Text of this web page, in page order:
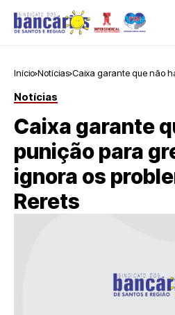
Início Notícias Caixa garante que não
Notícias
Caixa garante
punição para
ignora os
Rerets